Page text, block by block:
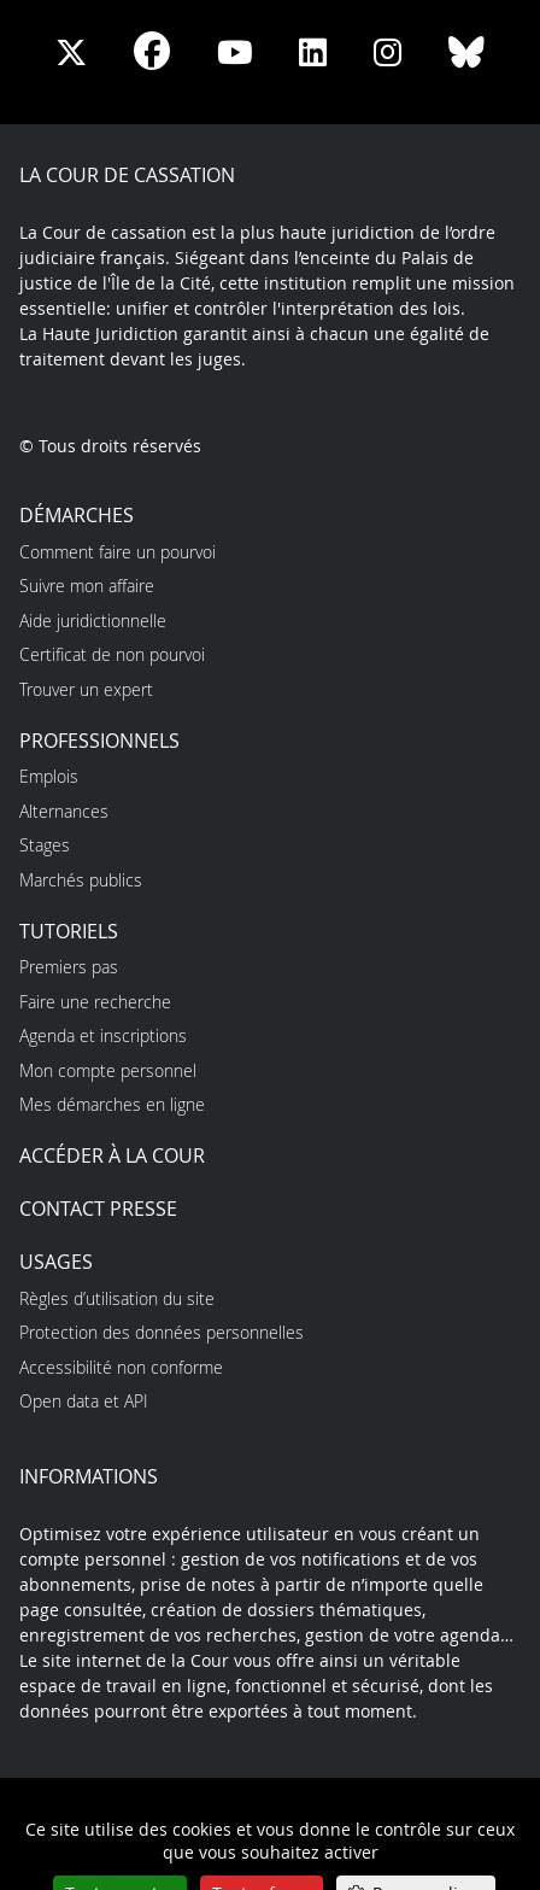
Ce site utilise des cookies et vous donne le contrôle sur ceux
que vous souhaitez activer
Share
X
Share
Facebook
Share
Youtube
Share
LinkedIn
Share
Instagram
LA COUR DE CASSATION
La Cour de cassation est la plus haute juridiction de l’ordre
judiciaire français. Siégeant dans l’enceinte du Palais de
justice de l'Île de la Cité, cette institution remplit une mission
essentielle: unifier et contrôler l'interprétation des lois.
La Haute Juridiction garantit ainsi à chacun une égalité de
traitement devant les juges.
© Tous droits réservés
DÉMARCHES
Comment faire un pourvoi
Suivre mon affaire
Aide juridictionnelle
Certificat de non pourvoi
Trouver un expert
PROFESSIONNELS
Emplois
Alternances
Stages
Marchés publics
TUTORIELS
Premiers pas
Faire une recherche
Agenda et inscriptions
Mon compte personnel
Mes démarches en ligne
ACCÉDER À LA COUR
CONTACT PRESSE
USAGES
Règles d’utilisation du site
Protection des données personnelles
Accessibilité non conforme
Open data et API
INFORMATIONS
Optimisez votre expérience utilisateur en vous créant un
compte personnel : gestion de vos notifications et de vos
abonnements, prise de notes à partir de n’importe quelle
page consultée, création de dossiers thématiques,
enregistrement de vos recherches, gestion de votre agenda…
Le site internet de la Cour vous offre ainsi un véritable
espace de travail en ligne, fonctionnel et sécurisé, dont les
données pourront être exportées à tout moment.
Politique de confidentialité